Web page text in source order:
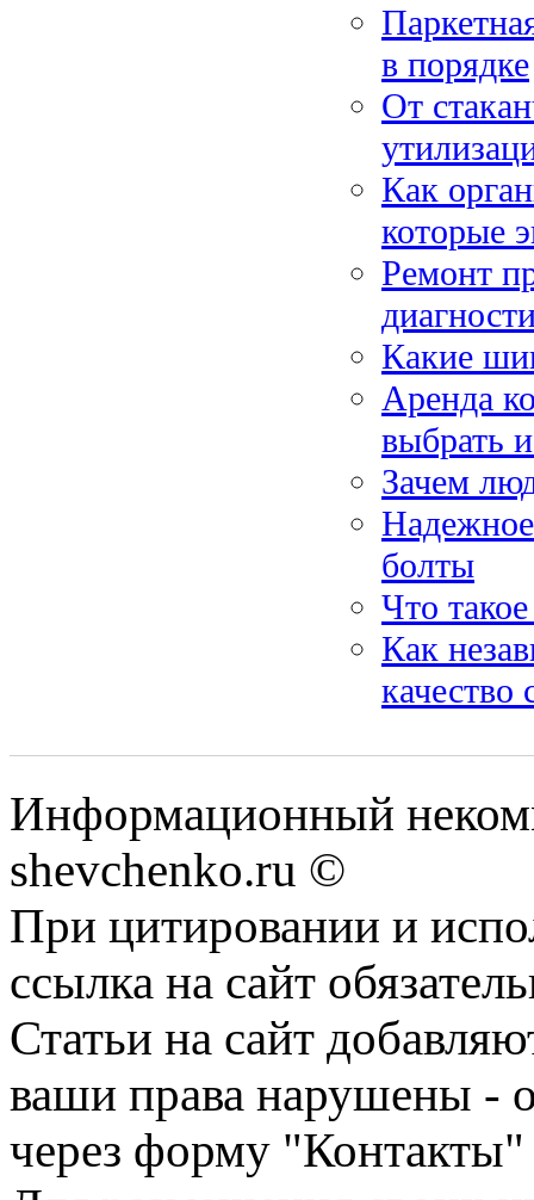
в порядке
От
Как
которые
Ремонт
Какие
Аренда
выбрать
Зачем
болты
Что
Как
качество
Информационный
shevchenko.ru ©
При цитировании и
ссылка на сайт
Статьи на сайт
ваши права нарушены -
через форму "Контакты"